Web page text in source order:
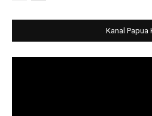
Kanal Papua